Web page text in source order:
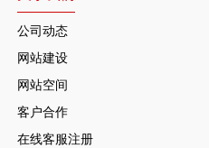
公司动态
网站建设
网站空间
客户合作
在线客服注册